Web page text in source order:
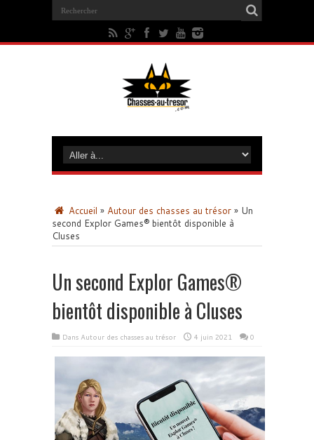
Accueil » Autour des chasses au trésor » Un
second Explor Games® bientôt disponible à
Cluses
Un second Explor Games®
bientôt disponible à Cluses
Dans Autour des chasses au trésor 4 juin 2021 0